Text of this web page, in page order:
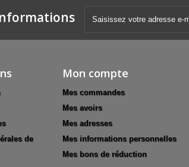
de
Mon compte
Mes commandes
Mes avoirs
Mes adresses
Mes informations personnelles
Mes bons de réduction